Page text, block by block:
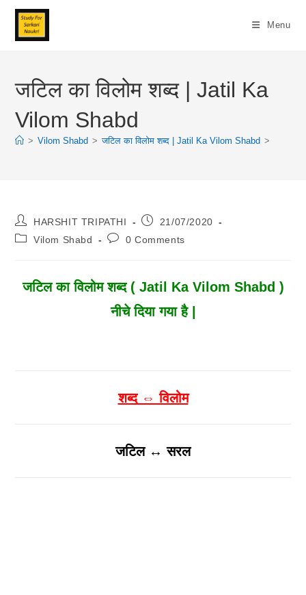
Skip
Content
Menu
जटिल का विलोम शब्द | Jatil Ka
Vilom Shabd
> Vilom Shabd > जटिल का विलोम शब्द | Jatil Ka Vilom Shabd >
Post
Author:
HARSHIT TRIPATHI
Post21/07/2020
PostVilom Shabd
Post0 Comments
जटिलका विलोम शब्द ( Jatil Ka Vilom Shabd )
नीचे दिया गया है |
शब्द ⇔ विलोम
जटिल ↔ सरल